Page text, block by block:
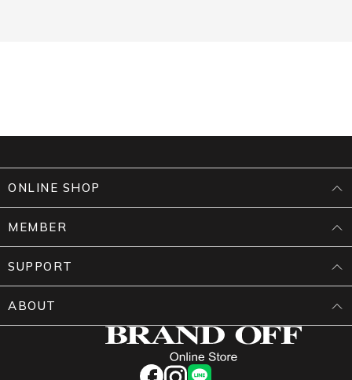
facebookinstagram
LINE
ONLINE SHOP
MEMBER
SUPPORT
ABOUT